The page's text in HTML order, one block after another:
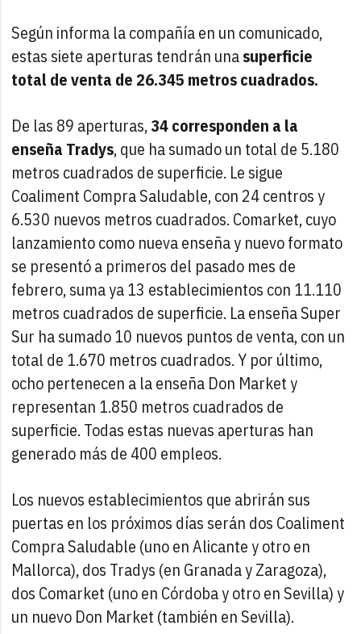
Según informa la compañía en un comunicado,
estas siete aperturas tendrán unasuperficie
total de venta de 26.345 metros cuadrados.
De las 89 aperturas,34 corresponden a la
enseña Tradys, que ha sumado un total de 5.180
metros cuadrados de superficie. Le sigue
Coaliment Compra Saludable, con 24 centros y
6.530 nuevos metros cuadrados. Comarket, cuyo
lanzamiento como nueva enseña y nuevo formato
se presentó a primeros del pasado mes de
febrero, suma ya 13 establecimientos con 11.110
metros cuadrados de superficie. La enseña Super
Sur ha sumado 10 nuevos puntos de venta, con un
total de 1.670 metros cuadrados. Y por último,
ocho pertenecen a la enseña Don Market y
representan 1.850 metros cuadrados de
superficie. Todas estas nuevas aperturas han
generado más de 400 empleos.
Los nuevos establecimientos que abrirán sus
puertas en los próximos días serán dos Coaliment
Compra Saludable (uno en Alicante y otro en
Mallorca), dos Tradys (en Granada y Zaragoza),
dos Comarket (uno en Córdoba y otro en Sevilla) y
un nuevo Don Market (también en Sevilla).